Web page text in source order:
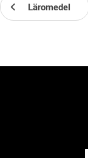
Läromedel